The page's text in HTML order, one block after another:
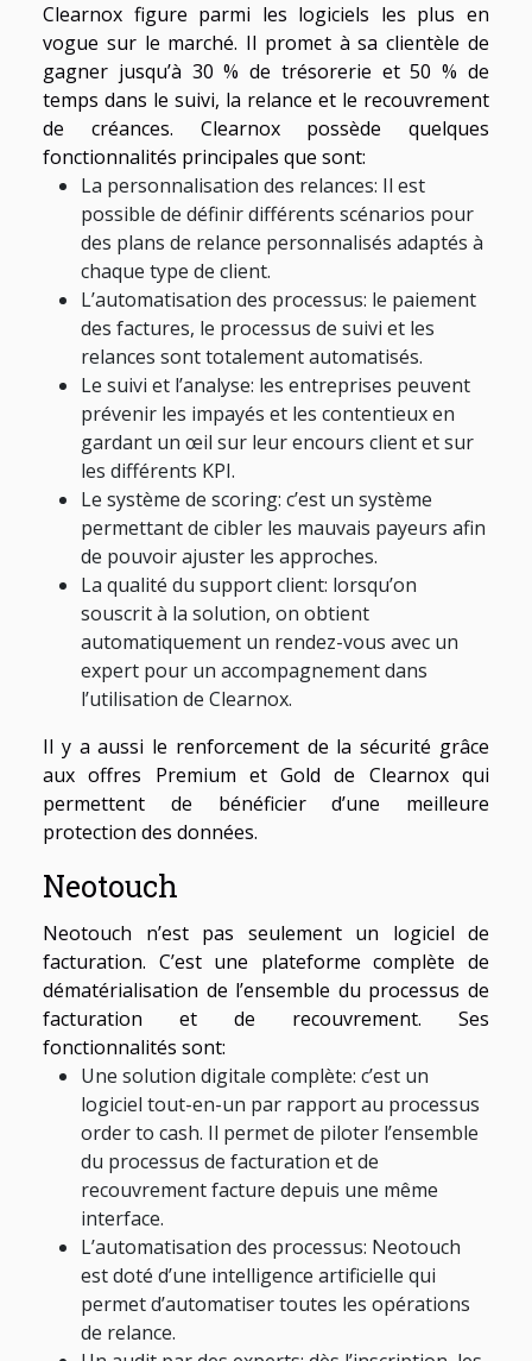
Clearnox figure parmi les logiciels les plus en
vogue sur le marché. Il promet à sa clientèle de
gagner jusqu’à 30 % de trésorerie et 50 % de
temps dans le suivi, la relance et le recouvrement
de créances. Clearnox possède quelques
fonctionnalités principales que sont:
La personnalisation des relances: Il est
possible de définir différents scénarios pour
des plans de relance personnalisés adaptés à
chaque type de client.
L’automatisation des processus: le paiement
des factures, le processus de suivi et les
relances sont totalement automatisés.
Le suivi et l’analyse: les entreprises peuvent
prévenir les impayés et les contentieux en
gardant un œil sur leur encours client et sur
les différents KPI.
Le système de scoring: c’est un système
permettant de cibler les mauvais payeurs afin
de pouvoir ajuster les approches.
La qualité du support client: lorsqu’on
souscrit à la solution, on obtient
automatiquement un rendez-vous avec un
expert pour un accompagnement dans
l’utilisation de Clearnox.
Il y a aussi le renforcement de la sécurité grâce
aux offres Premium et Gold de Clearnox qui
permettent de bénéficier d’une meilleure
protection des données.
Neotouch
Neotouch n’est pas seulement un logiciel de
facturation. C’est une plateforme complète de
dématérialisation de l’ensemble du processus de
facturation et de recouvrement. Ses
fonctionnalités sont:
Une solution digitale complète: c’est un
logiciel tout-en-un par rapport au processus
order to cash. Il permet de piloter l’ensemble
du processus de facturation et de
recouvrement facture depuis une même
interface.
L’automatisation des processus: Neotouch
est doté d’une intelligence artificielle qui
permet d’automatiser toutes les opérations
de relance.